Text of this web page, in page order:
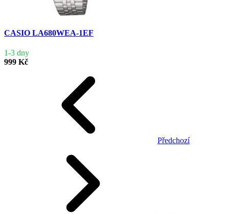
CASIO LA680WEA-1EF
1-3 dny
999 Kč
Předchozí